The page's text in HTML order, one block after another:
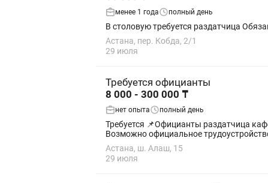
менее 1 года полный день
Астана, пер. Кобда, 2/1
29 июля
Требуется официанты
8 000 - 300 000 ₸
нет опыта полный день
Требуется 📌Официанты раздатчица кафе На Чиле по адресу алаш 15 📆График работы: с 9:00-20:00 💰Заработная плата: ежедневно 8тыс -10тыс 🎯
Возможно официальное
Астана, ш. Алаш, 15
29 июля